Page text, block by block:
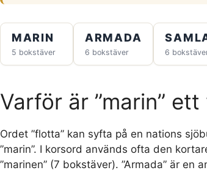
MARIN
5 bokstäver
ARMADA
6 bokstäver 6
Varför är ”marin”
Ordet ”flotta” kan syfta på en nations
”marin”. I korsord används ofta den
”marinen” (7 bokstäver). ”Armada” är